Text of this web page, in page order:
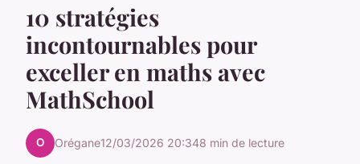
10 stratégies
incontournables pour
exceller en maths avec
MathSchool
O Orégane12/03/2026 20:348 min de lecture